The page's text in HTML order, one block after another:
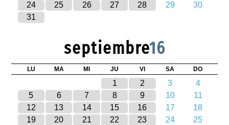
24
25 26 27 28 29
30
31
septiembre16
LU MA MI JU VI SA DO
1 2 3
4
5
6 7 8 9 10
11
12
13 14 15 16 17
18
19
20 21 22 23 24
25